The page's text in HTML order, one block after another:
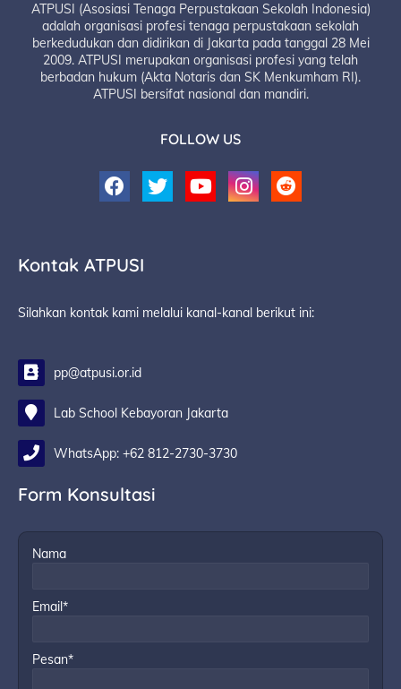
ATPUSI (Asosiasi Tenaga Perpustakaan Sekolah Indonesia)
adalah organisasi profesi tenaga perpustakaan sekolah
berkedudukan dan didirikan di Jakarta pada tanggal 28 Mei
2009. ATPUSI merupakan organisasi profesi yang telah
berbadan hukum (Akta Notaris dan SK Menkumham RI).
ATPUSI bersifat nasional dan mandiri.
FOLLOW US
Kontak ATPUSI
Silahkan kontak kami melalui kanal-kanal berikut ini:
pp@atpusi.or.id
Lab School Kebayoran Jakarta
WhatsApp: +62 812-2730-3730
Form Konsultasi
Nama
Email*
Pesan*